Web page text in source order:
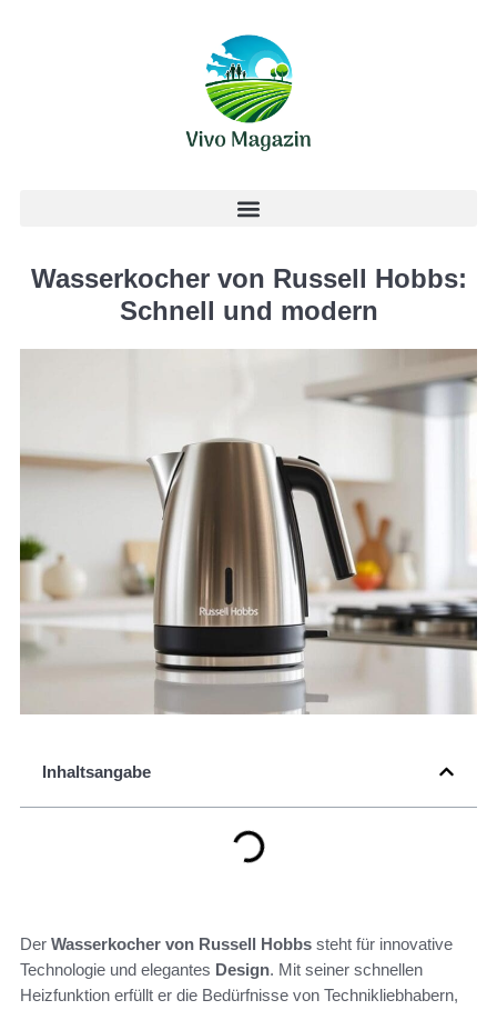
Wasserkocher von Russell Hobbs:
Schnell und modern
Inhaltsangabe
Der Wasserkocher von Russell Hobbs steht für innovative
Technologie und elegantes Design. Mit seiner schnellen
Heizfunktion erfüllt er die Bedürfnisse von Technikliebhabern,